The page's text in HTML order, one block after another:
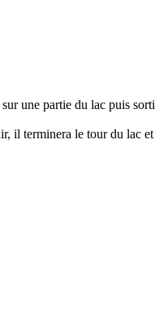
une partie du lac puis
il terminera le tour du lac